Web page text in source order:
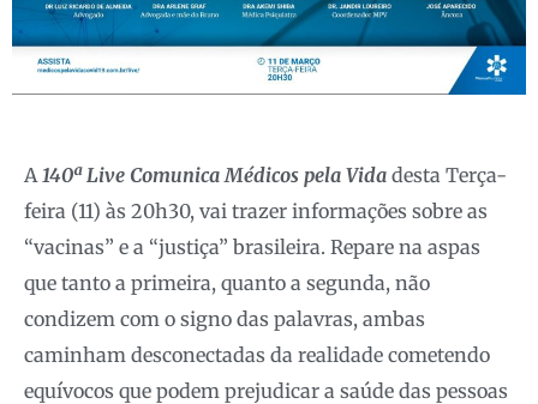
A 140ª Live Comunica Médicos pela Vida desta Terça-
feira (11) às 20h30, vai trazer informações sobre as
“vacinas” e a “justiça” brasileira. Repare na aspas
que tanto a primeira, quanto a segunda, não
condizem com o signo das palavras, ambas
caminham desconectadas da realidade cometendo
equívocos que podem prejudicar a saúde das pessoas